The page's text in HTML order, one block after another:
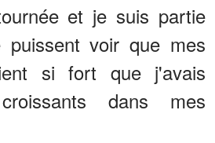
et je suis partie
voir que mes
si fort que j'avais
dans mes